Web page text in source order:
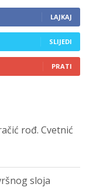
LAJKAJ
SLIJEDI
PRATI
rođ. Cvetnić
sloja